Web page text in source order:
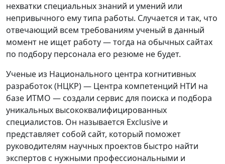
нехватки специальных знаний и умений или
непривычного ему типа работы. Случается и так, что
отвечающий всем требованиям ученый в данный
момент не ищет работу — тогда на обычных сайтах
по подбору персонала его резюме не будет.
Ученые из Национального центра когнитивных
разработок (НЦКР) — Центра компетенций НТИ на
базе ИТМО — создали сервис для поиска и подбора
уникальных высококвалифицированных
специалистов. Он называется Exclusive и
представляет собой сайт, который поможет
руководителям научных проектов быстро найти
экспертов с нужными профессиональными и